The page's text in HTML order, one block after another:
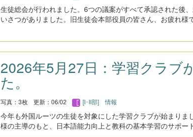
生徒総会が行われました。6つの議案がすべて承認された後
いさつがありました。旧生徒会本部役員の皆さん、お疲れ様
2026年5月27日：学習クラブ
た。
写真：3枚 更新：06/02 [I･II部] 情報
今年も外国ルーツの生徒を対象にした学習クラブが始まりま
様の主導のもと、日本語能力向上と教科の基本学習のサポー